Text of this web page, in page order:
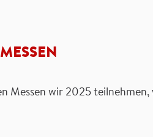
Messen wir 2025